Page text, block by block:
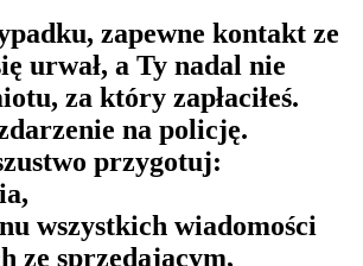
zapewne kontakt ze
urwał, a Ty nadal nie
za który zapłaciłeś.
na policję.
przygotuj:
wszystkich wiadomości
ze sprzedającym,